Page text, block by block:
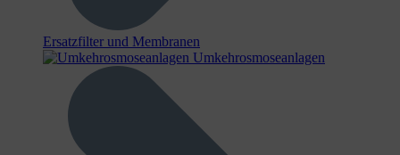
Ersatzfilter und Membranen
Umkehrosmoseanlagen